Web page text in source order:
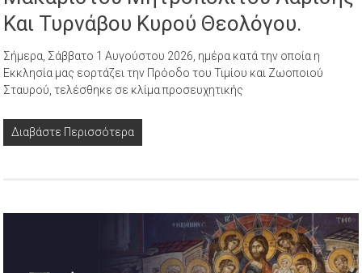
Και Τυρνάβου Κυρού Θεολόγου.
Σήμερα, Σάββατο 1 Αυγούστου 2026, ημέρα κατά την οποία η
Εκκλησία μας εορτάζει την Πρόοδο του Τιμίου και Ζωοποιού
Σταυρού, τελέσθηκε σε κλίμα προσευχητικής
Διαβάστε Περισσότερα